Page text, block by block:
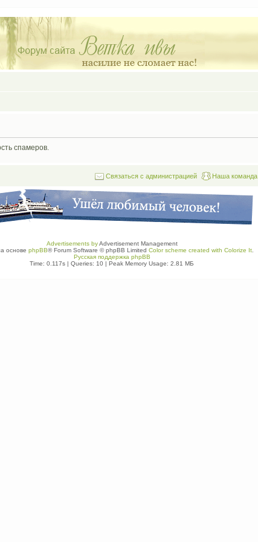
спамеров.
Наша команда
Связаться с администрацией
Advertisements byAdvertisement Management
основе phpBB® Forum Software © phpBB Limited Color scheme created with Colorize It
Русская поддержка phpBB
Time: 0.117s | Queries: 10 | Peak Memory Usage: 2.81 МБ